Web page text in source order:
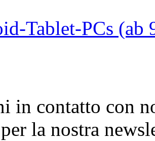
Tablet-PCs (ab
in contatto con
la nostra